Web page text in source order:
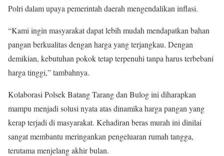
Polri dalam upaya pemerintah daerah mengendalikan inflasi.
“Kami ingin masyarakat dapat lebih mudah mendapatkan bahan
pangan berkualitas dengan harga yang terjangkau. Dengan
demikian, kebutuhan pokok tetap terpenuhi tanpa harus terbebani
harga tinggi,” tambahnya.
Kolaborasi Polsek Batang Tarang dan Bulog ini diharapkan
mampu menjadi solusi nyata atas dinamika harga pangan yang
kerap terjadi di masyarakat. Kehadiran beras murah ini dinilai
sangat membantu meringankan pengeluaran rumah tangga,
terutama menjelang akhir bulan.